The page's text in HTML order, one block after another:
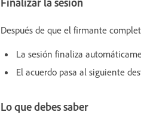
Después de que el firmante
La sesión finaliza
El acuerdo pasa al siguiente
Lo que debes saber